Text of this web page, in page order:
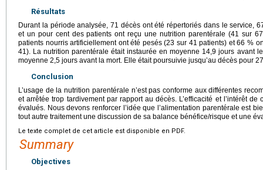
Résultats
Durant la période analysée, 71 décès ont été répertoriés dans le service,
et un pour cent des patients ont reçu une nutrition parentérale (41 sur
patients nourris artificiellement ont été pesés (23 sur 41 patients) et 66 %
41). La nutrition parentérale était instaurée en moyenne 14,9 jours avant
moyenne 2,5 jours avant la mort. Elle était poursuivie jusqu’au décès pour
Conclusion
L’usage de la nutrition parentérale n’est pas conforme aux différentes
et arrêtée trop tardivement par rapport au décès. L’efficacité et l’intérêt
évalués. Nous devons renforcer l’idée que l’alimentation parentérale est
tout autre traitement une discussion de sa balance bénéfice/risque et une
Le texte complet de cet article est disponible en PDF.
Summary
Objectives